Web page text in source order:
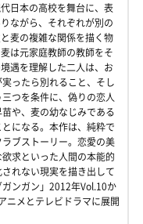
日本の高校を舞台に、表
ながら、それぞれが別の
麦の複雑な関係を描く物
は元家庭教師の教師をそ
遇を理解した二人は、お
ったら別れること、そし
つを条件に、偽りの恋人
や、麦の幼なじみである
になる。本作は、純粋で
ブストーリー。恋愛の美
求といった人間の本能的
れない現実を描き出して
ンガン」2012年Vol.10か
ニメとテレビドラマに展開